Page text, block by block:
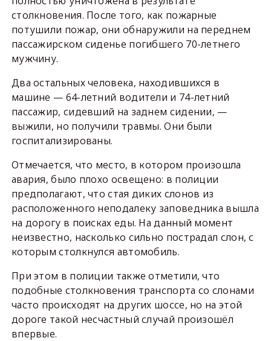
столкновения. После того, как пожарные
потушили пожар, они обнаружили на переднем
пассажирском сиденье погибшего 70-летнего
мужчину.
Два остальных человека, находившихся в
машине — 64-летний водители и 74-летний
пассажир, сидевший на заднем сидении, —
выжили, но получили травмы. Они были
госпитализированы.
Отмечается, что место, в котором произошла
авария, было плохо освещено: в полиции
предполагают, что стая диких слонов из
расположенного неподалеку заповедника вышла
на дорогу в поисках еды. На данный момент
неизвестно, насколько сильно пострадал слон, с
которым столкнулся автомобиль.
При этом в полиции также отметили, что
подобные столкновения транспорта со слонами
часто происходят на других шоссе, но на этой
дороге такой несчастный случай произошёл
впервые.